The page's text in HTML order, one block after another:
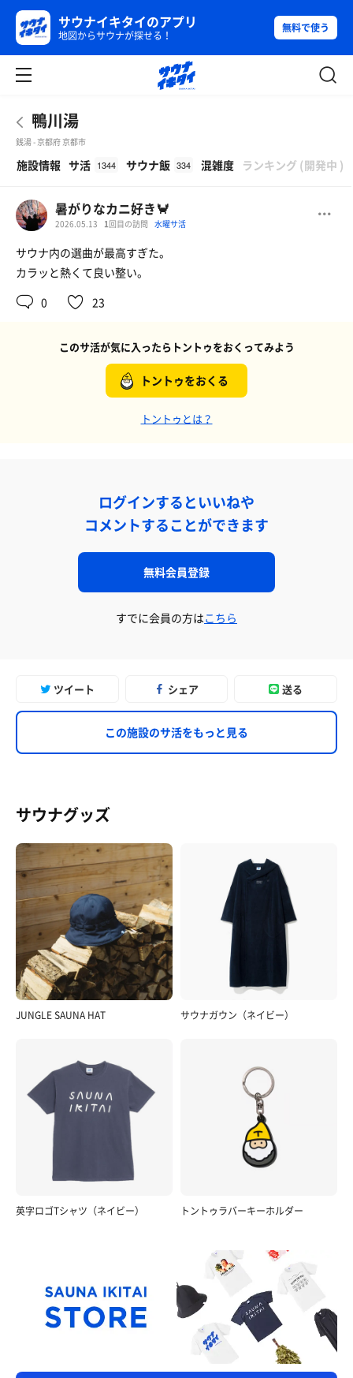
サウナイキタイのアプリ
地図からサウナが探せる！
無料で使う
鴨川湯
銭湯 - 京都府 京都市
施設情報 サ活 1344 サウナ飯 334 混雑度 ランキング (開発中 )
暑がりなカニ好き🦀
2026.05.13 1回目の訪問 水曜サ活
サウナ内の選曲が最高すぎた。
カラッと熱くて良い整い。
0
23
このサ活が気に入ったらトントゥをおくってみよう
トントゥをおくる
トントゥとは？
ログインするといいねや
コメントすることができます
無料会員登録
すでに会員の方はこちら
ツイート シェア 送る
この施設のサ活をもっと見る
サウナグッズ
JUNGLE SAUNA HAT サウナガウン（ネイビー）
英字ロゴTシャツ（ネイビー） トントゥラバーキーホルダー